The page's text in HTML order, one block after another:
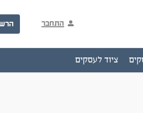
התחבר
ציוד לעסקים